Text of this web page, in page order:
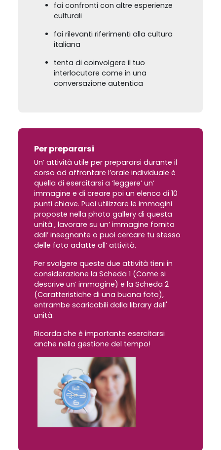
fai confronti con altre esperienze
culturali
fai rilevanti riferimenti alla cultura
italiana
tenta di coinvolgere il tuo
interlocutore come in una
conversazione autentica
Per prepararsi
Un’ attività utile per prepararsi durante il
corso ad affrontare l’orale individuale è
quella di esercitarsi a ‘leggere’ un’
immagine e di creare poi un elenco di 10
punti chiave. Puoi utilizzare le immagini
proposte nella photo gallery di questa
unità , lavorare su un’ immagine fornita
dall’ insegnante o puoi cercare tu stesso
delle foto adatte all’ attività.
Per svolgere queste due attività tieni in
considerazione la Scheda 1 (Come si
descrive un’ immagine) e la Scheda 2
(Caratteristiche di una buona foto),
entrambe scaricabili dalla library dell'
unità.
Ricorda che è importante esercitarsi
anche nella gestione del tempo!